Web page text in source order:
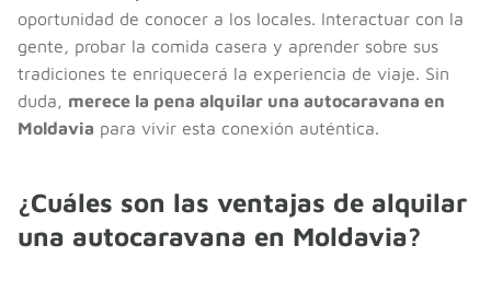
oportunidad de conocer a los locales. Interactuar con la
gente, probar la comida casera y aprender sobre sus
tradiciones te enriquecerá la experiencia de viaje. Sin
duda, merece la pena alquilar una autocaravana en
Moldavia para vivir esta conexión auténtica.
¿Cuáles son las ventajas de alquilar
una autocaravana en Moldavia?